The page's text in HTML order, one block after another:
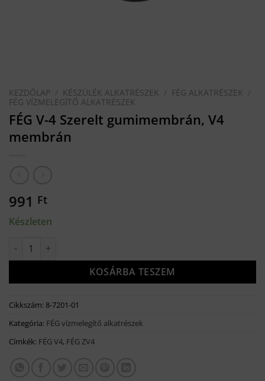
KEZDŐLAP KÉSZÜLÉK ALKATRÉSZEK FÉG ALKATRÉSZEK
FÉG VÍZMELEGÍTŐ ALKATRÉSZEK
FÉG V-4 Szerelt gumimembrán, V4
membrán
991 Ft
Készleten
FÉG V-4 Szerelt gumimembrán, V4 membrán mennyiség
KOSÁRBA TESZEM
Cikkszám:8-7201-01
Kategória: FÉG vízmelegítő alkatrészek
Címkék: FÉG V4, FÉG ZV4